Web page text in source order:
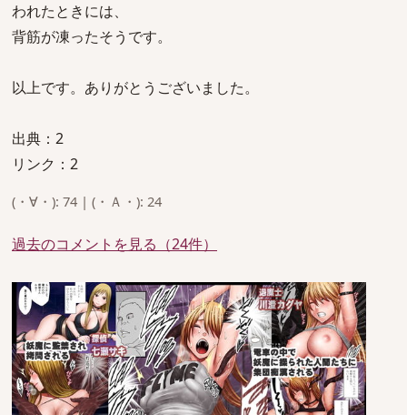
われたときには、
背筋が凍ったそうです。
以上です。ありがとうございました。
出典：2
リンク：2
(・∀・): 74 | (・Ａ・): 24
過去のコメントを見る（24件）